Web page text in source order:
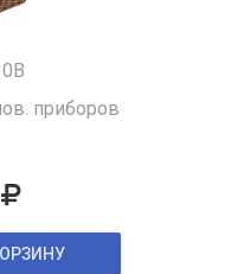
приборов